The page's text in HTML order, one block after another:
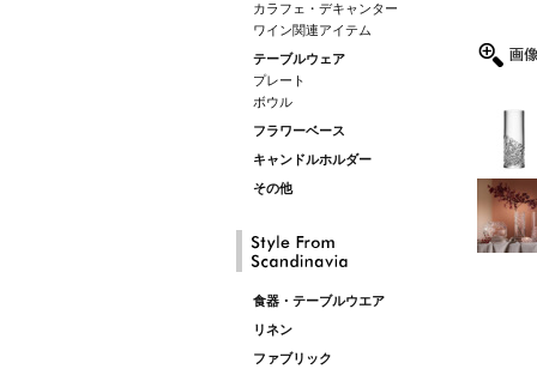
カラフェ・デキャンター
ワイン関連アイテム
テーブルウェア
プレート
ボウル
フラワーベース
キャンドルホルダー
その他
食器・テーブルウエア
リネン
ファブリック